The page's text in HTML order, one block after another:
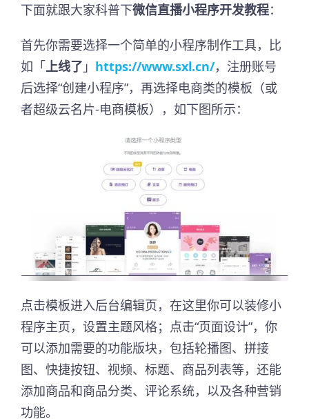
下面就跟大家科普下微信直播小程序开发教程：
首先你需要选择一个简单的小程序制作工具，比
如「 上线了 」 https://www.sxl.cn/，注册账号
后选择“创建小程序”，再选择电商类的模板（或
者超级云名片-电商模板），如下图所示：
点击模板进入后台编辑页，在这里你可以装修小
程序主页，设置主题风格；点击“页面设计”，你
可以添加需要的功能版块，包括轮播图、拼接
图、快捷按钮、视频、标题、商品列表等，还能
添加商品和商品分类、评论系统，以及各种营销
功能。